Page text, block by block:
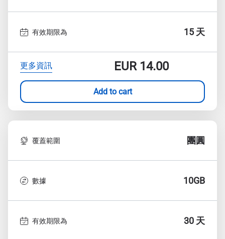
有效期限為 15 天
更多資訊 EUR14.00
Add to cart
覆蓋範圍 團圓
數據 10GB
有效期限為 30 天